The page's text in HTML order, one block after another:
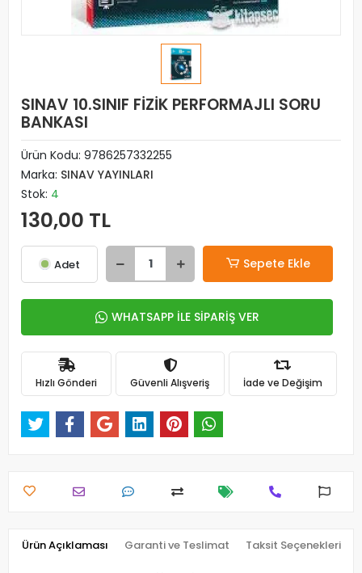
SINAV 10.SINIF FİZİK PERFORMAJLI SORU
BANKASI
Ürün Kodu: 9786257332255
Marka: SINAV YAYINLARI
Stok: 4
130,00 TL
Adet Sepete Ekle
WHATSAPP İLE SİPARİŞ VER
Hızlı Gönderi Güvenli Alışveriş İade ve Değişim
Ürün Açıklaması Garanti ve Teslimat Taksit Seçenekleri